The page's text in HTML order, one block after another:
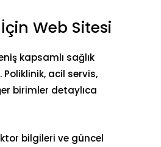
Web Sitesi
kapsamlı sağlık
Poliklinik, acil servis,
birimler detaylıca
bilgileri ve güncel